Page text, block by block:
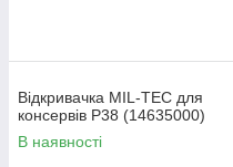
Відкривачка MIL-TEC для
консервів Р38 (14635000)
В наявності